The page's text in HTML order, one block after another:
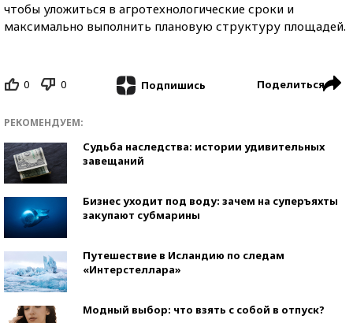
чтобы уложиться в агротехнологические сроки и
максимально выполнить плановую структуру площадей.
0 0 Подпишись Поделиться
РЕКОМЕНДУЕМ:
Судьба наследства: истории удивительных
завещаний
Бизнес уходит под воду: зачем на суперъяхты
закупают субмарины
Путешествие в Исландию по следам
«Интерстеллара»
Модный выбор: что взять с собой в отпуск?